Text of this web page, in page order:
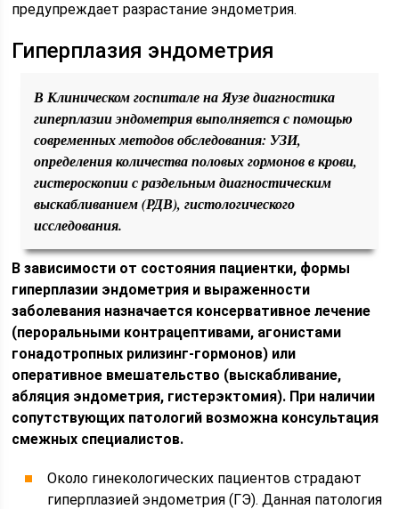
предупреждает разрастание эндометрия.
Гиперплазия эндометрия
В Клиническом госпитале на Яузе диагностика
гиперплазии эндометрия выполняется с помощью
современных методов обследования: УЗИ,
определения количества половых гормонов в крови,
гистероскопии с раздельным диагностическим
выскабливанием (РДВ), гистологического
исследования.
В зависимости от состояния пациентки, формы
гиперплазии эндометрия и выраженности
заболевания назначается консервативное лечение
(пероральными контрацептивами, агонистами
гонадотропных рилизинг-гормонов) или
оперативное вмешательство (выскабливание,
абляция эндометрия, гистерэктомия). При наличии
сопутствующих патологий возможна консультация
смежных специалистов.
Около гинекологических пациентов страдают
гиперплазией эндометрия (ГЭ). Данная патология